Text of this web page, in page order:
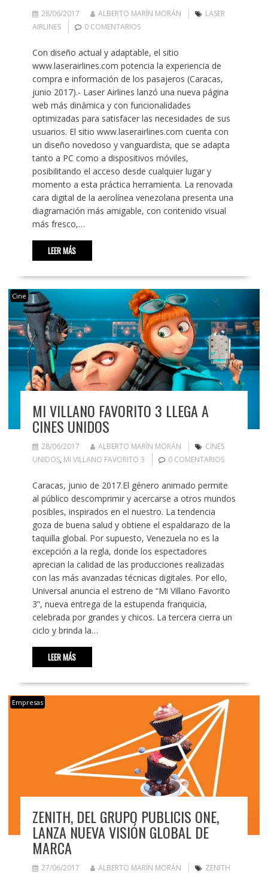
28/06/2017 ALBERTO MARÍN MORÁN
LASER
AIRLINES
0 COMENTARIOS
Con diseño actual y adaptable, el sitio
www.laserairlines.com potencia la experiencia de
compra e información de los pasajeros (Caracas,
junio 2017).- Laser Airlines lanzó una nueva página
web más dinámica y con funcionalidades
optimizadas para satisfacer las necesidades de sus
usuarios. El sitio www.laserairlines.com cuenta con
un diseño novedoso y vanguardista, que se adapta
tanto a PC como a dispositivos móviles,
posibilitando el acceso desde cualquier lugar y
momento a esta práctica herramienta. La renovada
cara digital de la aerolínea venezolana presenta una
diagramación más amigable, con contenido visual
más fresco,…
LEER MÁS
Cine
MI VILLANO FAVORITO 3 LLEGA A
CINES UNIDOS
28/06/2017 ALBERTO MARÍN MORÁN
CINES
UNIDOS, MI VILLANO FAVORITO 3 0 COMENTARIOS
Caracas, junio de 2017.El género animado permite
al público descomprimir y acercarse a otros mundos
posibles, inspirados en el nuestro. La tendencia
goza de buena salud y obtiene el espaldarazo de la
taquilla global. Por supuesto, Venezuela no es la
excepción a la regla, donde los espectadores
aprecian la calidad de las producciones realizadas
con las más avanzadas técnicas digitales. Por ello,
Universal anuncia el estreno de “Mi Villano Favorito
3”, nueva entrega de la estupenda franquicia,
celebrada por grandes y chicos. La tercera cierra un
ciclo y brinda la…
LEER MÁS
Empresas
ZENITH, DEL GRUPO PUBLICIS ONE,
LANZA NUEVA VISIÓN GLOBAL DE
MARCA
27/06/2017 ALBERTO MARÍN MORÁN
ZENITH